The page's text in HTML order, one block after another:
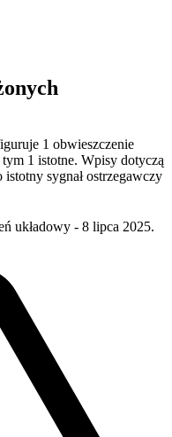
1 obwieszczenie
tym 1 istotne. Wpisy dotyczą
istotny sygnał ostrzegawczy
układowy - 8 lipca 2025.